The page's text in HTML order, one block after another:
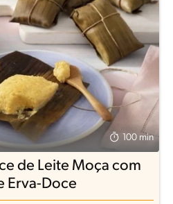
100 min
de Leite Moça com
Erva-Doce